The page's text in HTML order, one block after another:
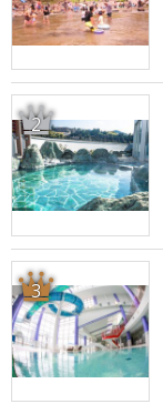
2
3